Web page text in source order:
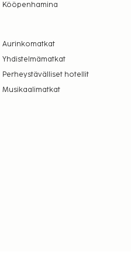
Kööpenhamina
Aurinkomatkat
Yhdistelmämatkat
Perheystävälliset hotellit
Musikaalimatkat